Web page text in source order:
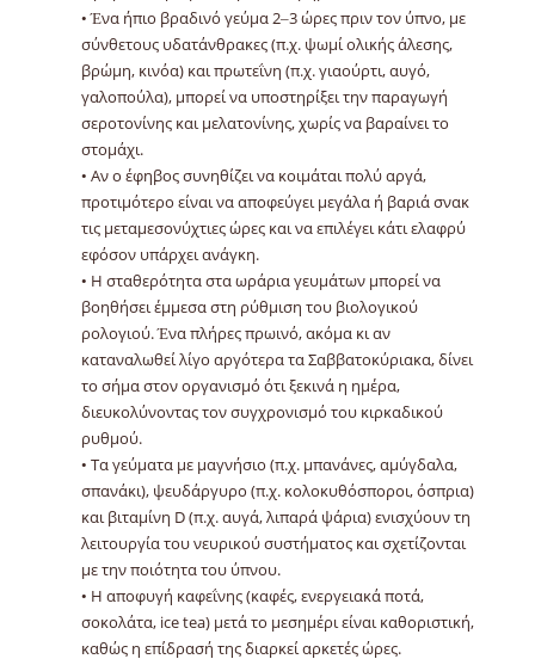
• Ένα ήπιο βραδινό γεύμα 2–3 ώρες πριν τον ύπνο, με
σύνθετους υδατάνθρακες (π.χ. ψωμί ολικής άλεσης,
βρώμη, κινόα) και πρωτεΐνη (π.χ. γιαούρτι, αυγό,
γαλοπούλα), μπορεί να υποστηρίξει την παραγωγή
σεροτονίνης και μελατονίνης, χωρίς να βαραίνει το
στομάχι.
• Αν ο έφηβος συνηθίζει να κοιμάται πολύ αργά,
προτιμότερο είναι να αποφεύγει μεγάλα ή βαριά σνακ
τις μεταμεσονύχτιες ώρες και να επιλέγει κάτι ελαφρύ
εφόσον υπάρχει ανάγκη.
• Η σταθερότητα στα ωράρια γευμάτων μπορεί να
βοηθήσει έμμεσα στη ρύθμιση του βιολογικού
ρολογιού. Ένα πλήρες πρωινό, ακόμα κι αν
καταναλωθεί λίγο αργότερα τα Σαββατοκύριακα, δίνει
το σήμα στον οργανισμό ότι ξεκινά η ημέρα,
διευκολύνοντας τον συγχρονισμό του κιρκαδικού
ρυθμού.
• Τα γεύματα με μαγνήσιο (π.χ. μπανάνες, αμύγδαλα,
σπανάκι), ψευδάργυρο (π.χ. κολοκυθόσποροι, όσπρια)
και βιταμίνη D (π.χ. αυγά, λιπαρά ψάρια) ενισχύουν τη
λειτουργία του νευρικού συστήματος και σχετίζονται
με την ποιότητα του ύπνου.
• Η αποφυγή καφεΐνης (καφές, ενεργειακά ποτά,
σοκολάτα, ice tea) μετά το μεσημέρι είναι καθοριστική,
καθώς η επίδρασή της διαρκεί αρκετές ώρες.